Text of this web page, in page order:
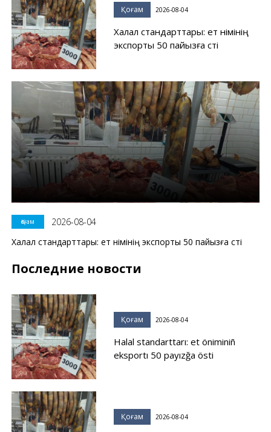
Қоғам 2026-08-04
Халал стандарттары: ет өнімінің
экспорты 50 пайызға өсті
Қоғам
2026-08-04
Халал стандарттары: ет өнімінің экспорты 50 пайызға өсті
Последние новости
Қоғам 2026-08-04
Halal standarttarı: et öniminiñ
eksportı 50 payızğa östi
Қоғам 2026-08-04